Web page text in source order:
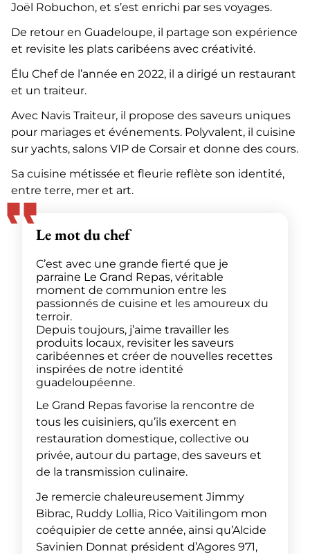
Joël Robuchon, et s’est enrichi par ses voyages.
De retour en Guadeloupe, il partage son expérience
et revisite les plats caribéens avec créativité.
Élu Chef de l’année en 2022, il a dirigé un restaurant
et un traiteur.
Avec Navis Traiteur, il propose des saveurs uniques
pour mariages et événements. Polyvalent, il cuisine
sur yachts, salons VIP de Corsair et donne des cours.
Sa cuisine métissée et fleurie reflète son identité,
entre terre, mer et art.
Le mot du chef
C’est avec une grande fierté que je
parraine Le Grand Repas, véritable
moment de communion entre les
passionnés de cuisine et les amoureux du
terroir.
Depuis toujours, j’aime travailler les
produits locaux, revisiter les saveurs
caribéennes et créer de nouvelles recettes
inspirées de notre identité
guadeloupéenne.
Le Grand Repas favorise la rencontre de
tous les cuisiniers, qu’ils exercent en
restauration domestique, collective ou
privée, autour du partage, des saveurs et
de la transmission culinaire.
Je remercie chaleureusement Jimmy
Bibrac, Ruddy Lollia, Rico Vaitilingom mon
coéquipier de cette année, ainsi qu’Alcide
Savinien Donnat président d’Agores 971,